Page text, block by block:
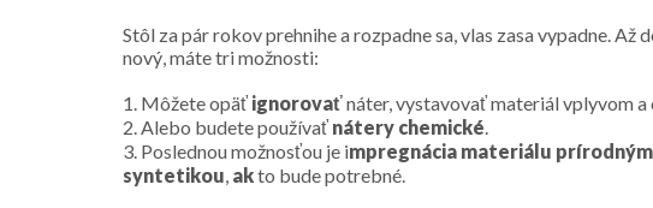
Stôl za pár rokov prehnihe a rozpadne sa, vlas zasa vypadne.
nový, máte tri možnosti:
1. Môžete opäťignorovaťnáter, vystavovať materiál vplyvom
2. Alebo budete používaťnátery chemické.
3. Poslednou možnosťou je impregnácia materiálu
syntetikou, akto bude potrebné.